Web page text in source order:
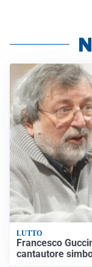
LUTTO
Francesco
cantautore